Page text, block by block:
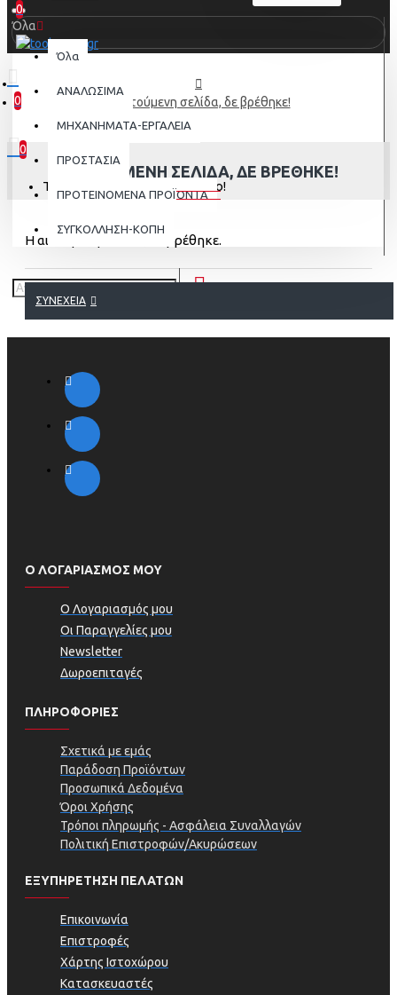
0
0
0 προϊόν(τα) - 0,00€
0
Το καλάθι αγορών είναι άδειο!
Όλα
Όλα
ΑΝΑΛΩΣΙΜΑ
ΜΗΧΑΝΗΜΑΤΑ-ΕΡΓΑΛΕΙΑ
ΠΡΟΣΤΑΣΙΑ
ΠΡΟΤΕΙΝΟΜΕΝΑ ΠΡΟΪΟΝΤΑ
ΣΥΓΚΟΛΛΗΣΗ-ΚΟΠΗ
Η αιτούμενη σελίδα, δε βρέθηκε!
Η ΑΙΤΟΎΜΕΝΗ ΣΕΛΊΔΑ, ΔΕ ΒΡΈΘΗΚΕ!
Η αιτούμενη σελίδα, δε βρέθηκε.
ΣΥΝΈΧΕΙΑ
Ο ΛΟΓΑΡΙΑΣΜΟΣ ΜΟΥ
Ο Λογαριασμός μου
Οι Παραγγελίες μου
Newsletter
Δωροεπιταγές
ΠΛΗΡΟΦΟΡΊΕΣ
Σχετικά με εμάς
Παράδοση Προϊόντων
Προσωπικά Δεδομένα
Όροι Χρήσης
Τρόποι πληρωμής - Ασφάλεια Συναλλαγών
Πολιτική Επιστροφών/Ακυρώσεων
ΕΞΥΠΗΡΕΤΗΣΗ ΠΕΛΑΤΩΝ
Επικοινωνία
Επιστροφές
Χάρτης Ιστοχώρου
Κατασκευαστές